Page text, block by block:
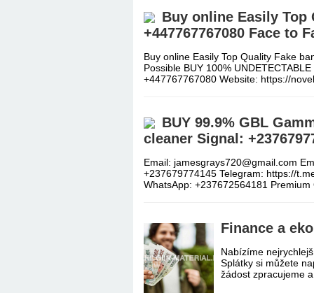
WhatsApp: +46 73 173 86 82, +358
NEBOSH IDIP Certificate Without
Registered NEBOSH IDIP Cer
Buy online Easily Top
+447767767080 Face to
Buy online Easily Top Quality Fake
Possible BUY 100%
+447767767080 Website: https://
BUY 99.9% GBL
cleaner Signal:
Email: jamesgrays720@gmail.com
+237679774145 Telegram: https://
WhatsApp: +237672564181
Finance a
Nabízíme
Splátky si můžete
žádost zpracujeme